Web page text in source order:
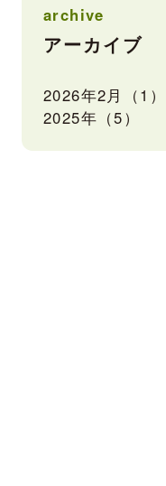
archive
アーカイブ
2026年2月（1）
2025年（5）